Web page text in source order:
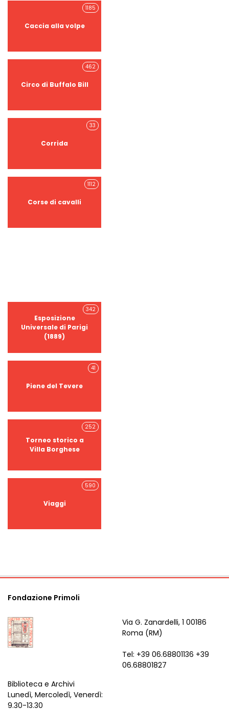
Caccia alla volpe
1185
Circo di Buffalo Bill
462
Corrida
33
Corse di cavalli
1112
Esposizione
Universale di Parigi
(1889)
342
Piene del Tevere
41
Torneo storico a
Villa Borghese
252
Viaggi
590
Fondazione Primoli
Via G. Zanardelli, 1 00186
Roma (RM)
Tel: +39 06.68801136 +39
06.68801827
Biblioteca e Archivi
Lunedì, Mercoledì, Venerdì:
9.30-13.30